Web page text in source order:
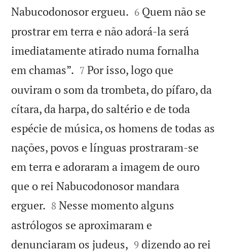
Nabucodonosor ergueu. 

6 Quem não se
prostrar em terra e não adorá-la será
imediatamente atirado numa fornalha
em chamas”. 

7 Por isso, logo que
ouviram o som da trombeta, do pífaro, da
cítara, da harpa, do saltério e de toda
espécie de música, os homens de todas as
nações, povos e línguas prostraram-se
em terra e adoraram a imagem de ouro
que o rei Nabucodonosor mandara
erguer. 

8 Nesse momento alguns
astrólogos se aproximaram e
denunciaram os judeus, 

9 dizendo ao rei